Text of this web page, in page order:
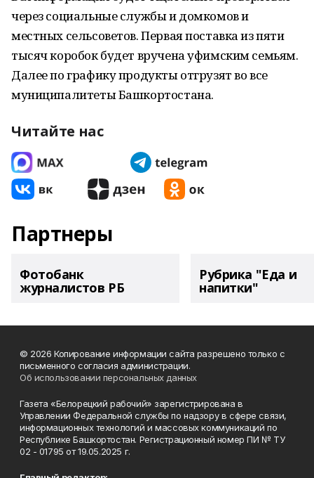
через социальные службы и домкомов и
местных сельсоветов. Первая поставка из пяти
тысяч коробок будет вручена уфимским семьям.
Далее по графику продукты отгрузят во все
муниципалитеты Башкортостана.
Читайте нас
Партнеры
Фотобанк
журналистов РБ
Рубрика "Еда и
напитки"
© 2026 Копирование информации сайта разрешено только с
письменного согласия администрации.
Об использовании персональных данных
Газета «Белорецкий рабочий» зарегистрирована в
Управлении Федеральной службы по надзору в сфере связи,
информационных технологий и массовых коммуникаций по
Республике Башкортостан. Регистрационный номер ПИ № ТУ
02 - 01795 от 19.05.2025 г.